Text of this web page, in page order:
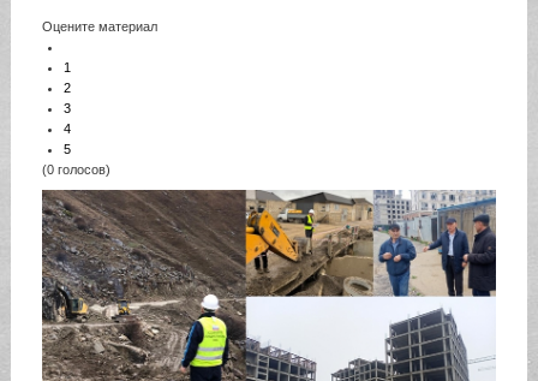
Оцените материал
1
2
3
4
5
(0 голосов)